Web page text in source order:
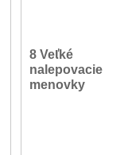
8 Veľké
nalepovacie
menovky